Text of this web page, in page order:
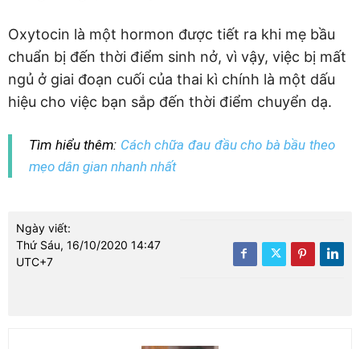
Oxytocin là một hormon được tiết ra khi mẹ bầu
chuẩn bị đến thời điểm sinh nở, vì vậy, việc bị mất
ngủ ở giai đoạn cuối của thai kì chính là một dấu
hiệu cho việc bạn sắp đến thời điểm chuyển dạ.
Tìm hiểu thêm: Cách chữa đau đầu cho bà bầu theo
mẹo dân gian nhanh nhất
Ngày viết:
Thứ Sáu, 16/10/2020 14:47
UTC+7